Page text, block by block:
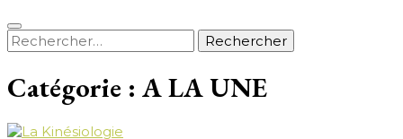
Rechercher :
Catégorie : A LA UNE